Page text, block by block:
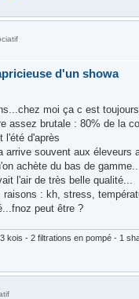
d'un showa
moi ça c est
assez brutale : 80% de la
l'été d'après
arrive souvent aux éleveurs
achète du bas de gamme...
l'air de très belle qualité...
raisons : kh, stress,
peut être ?
kois - 2 filtrations en pompé - 1